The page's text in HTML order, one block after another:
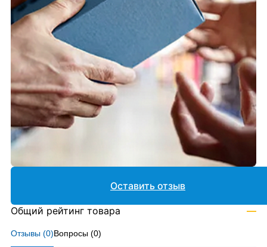
Отзывы (0)Вопросы (0)
Оставить отзыв
Общий рейтинг товара —